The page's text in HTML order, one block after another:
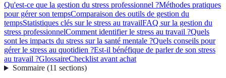
Qu'est-ce que la gestion du stress professionnel ?Méthodes pratiques
pour gérer son tempsComparaison des outils de gestion du
tempsStatistiques clés sur le stress au travailFAQ sur la gestion du
stress professionnelComment identifier le stress au travail ?Quels
sont les impacts du stress sur la santé mentale ?Quels conseils pour
gérer le stress au quotidien ?Est-il bénéfique de parler de son stress
au travail ?GlossaireChecklist avant achat
Sommaire(11 sections)